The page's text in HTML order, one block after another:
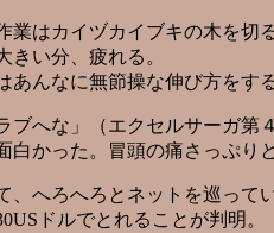
はカイヅカイブキの木を切
い分、疲れる。
んなに無節操な伸び方をす
へな」（エクセルサーガ第
かった。冒頭の痛さっぷりと
へろへろとネットを巡って
ドルでとれることが判明。